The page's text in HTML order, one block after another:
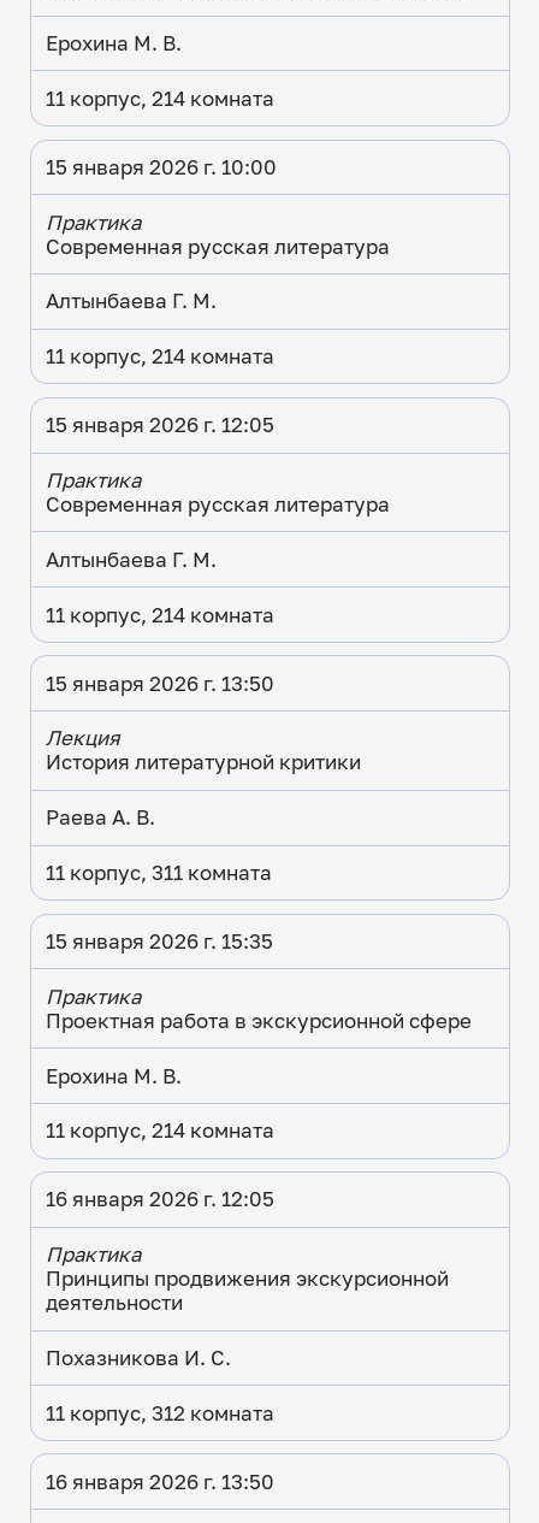
Ерохина М. В.
11 корпус, 214 комната
15 января 2026 г. 10:00
Практика
Современная русская литература
Алтынбаева Г. М.
11 корпус, 214 комната
15 января 2026 г. 12:05
Практика
Современная русская литература
Алтынбаева Г. М.
11 корпус, 214 комната
15 января 2026 г. 13:50
Лекция
История литературной критики
Раева А. В.
11 корпус, 311 комната
15 января 2026 г. 15:35
Практика
Проектная работа в экскурсионной сфере
Ерохина М. В.
11 корпус, 214 комната
16 января 2026 г. 12:05
Практика
Принципы продвижения экскурсионной
деятельности
Похазникова И. С.
11 корпус, 312 комната
16 января 2026 г. 13:50